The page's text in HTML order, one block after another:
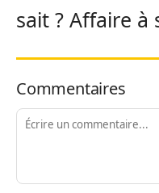
sait ? Affaire à
Commentaires